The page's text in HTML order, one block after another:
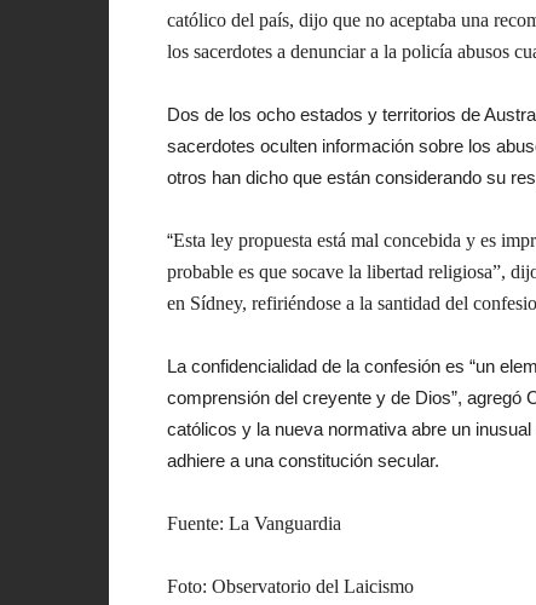
católico del país, dijo que no aceptaba una
los sacerdotes a denunciar a la policía abusos
Dos de los ocho estados y territorios de
sacerdotes oculten información sobre los
otros han dicho que están considerando su
“Esta ley propuesta está mal concebida y es
probable es que socave la libertad religiosa”,
en Sídney, refiriéndose a la santidad del
La confidencialidad de la confesión es “un
comprensión del creyente y de Dios”, agregó
católicos y la nueva normativa abre un
adhiere a una constitución secular.
Fuente: La Vanguardia
Foto: Observatorio del Laicismo